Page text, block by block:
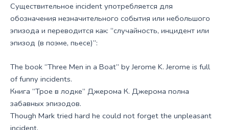
Существительное incident употребляется для
обозначения незначительного события или небольшого
эпизода и переводится как: “случайность, инцидент или
эпизод (в поэме, пьесе)”:
The book “Three Men in a Boat” by Jerome K. Jerome is full
of funny incidents.
Книга “Трое в лодке” Джерома К. Джерома полна
забавных эпизодов.
Though Mark tried hard he could not forget the unpleasant